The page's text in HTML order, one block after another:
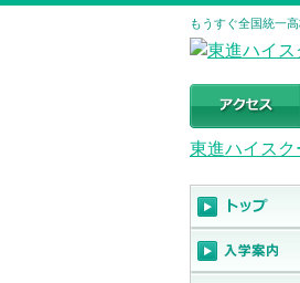
もうすぐ全国統一
東進ハイスク